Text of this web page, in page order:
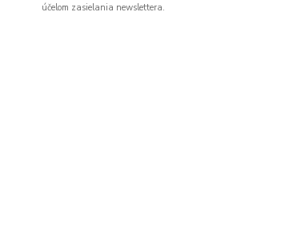
účelom zasielania newslettera.